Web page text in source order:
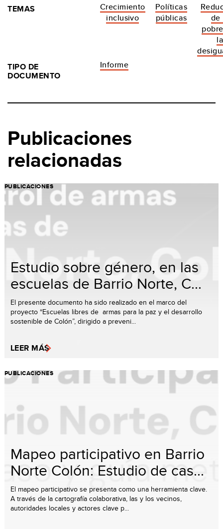
TEMAS
Crecimiento
inclusivo
Políticas
públicas
de
TIPO DE
DOCUMENTO
Informe
Publicaciones
relacionadas
PUBLICACIONES
Estudio sobre género, en las
escuelas de Barrio Norte, C...
El presente documento ha sido realizado en el marco del
proyecto “Escuelas libres de armas para la paz y el desarrollo
sostenible de Colón”, dirigido a preveni...
LEER MÁS
PUBLICACIONES
Mapeo participativo en Barrio
Norte Colón: Estudio de cas...
El mapeo participativo se presenta como una herramienta clave.
A través de la cartografía colaborativa, las y los vecinos,
autoridades locales y actores clave p...